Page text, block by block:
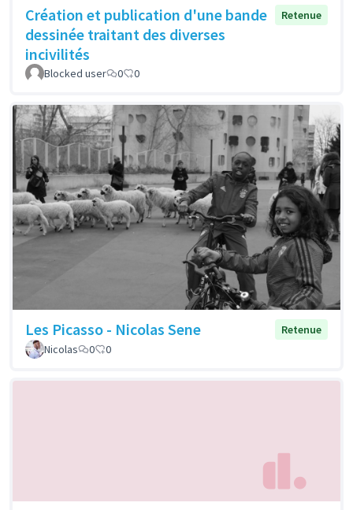
Création et publication d'une bande
dessinée traitant des diverses
incivilités
Retenue
Blocked user 0 0
Les Picasso - Nicolas Sene
Retenue
Nicolas
0 0